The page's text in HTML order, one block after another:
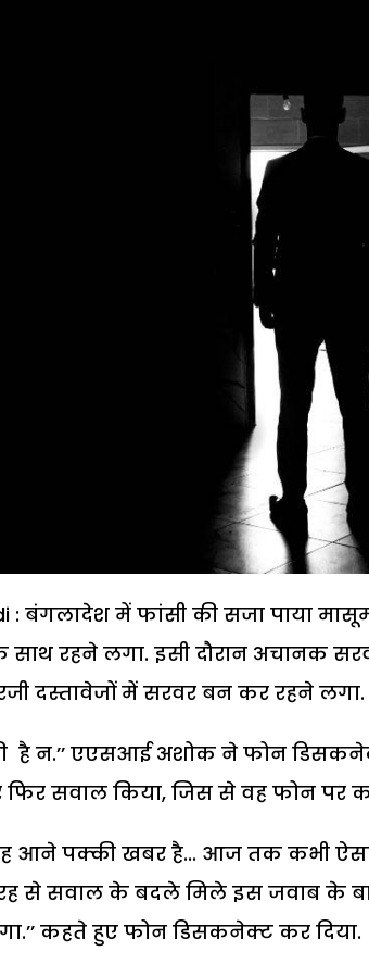
: बंगलादेश में फांसी की सजा पाया
रहने लगा. इसी दौरान अचानक
दस्तावेजों में सरवर बन कर रहने
है न.’’ एएसआई अशोक ने फोन
सवाल किया, जिस से वह फोन पर
आने पक्की खबर है... आज तक कभी
से सवाल के बदले मिले इस जवाब के
कहते हुए फोन डिसकनेक्ट कर दिया.